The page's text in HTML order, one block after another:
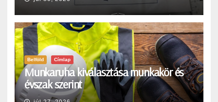
Belföld Címlap
Munkaruha kiválasztása munkakör és
évszak szerint